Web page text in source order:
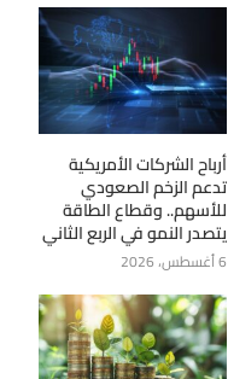
أرباح الشركات الأمريكية
تدعم الزخم الصعودي
للأسهم.. وقطاع الطاقة
يتصدر النمو في الربع الثاني
6 أغسطس، 2026